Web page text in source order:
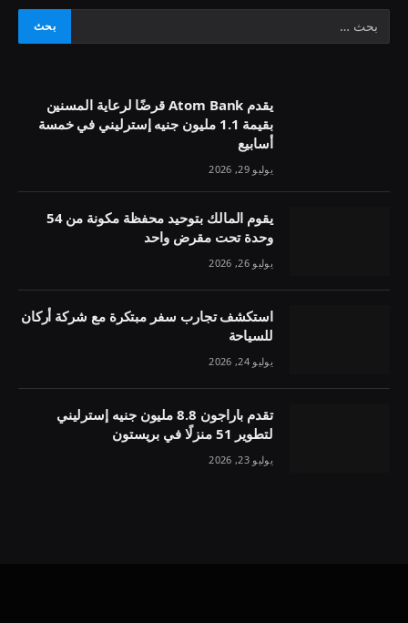
يقدم Atom Bank قرضًا لرعاية المسنين
بقيمة 1.1 مليون جنيه إسترليني في خمسة
أسابيع
يوليو 29, 2026
يقوم المالك بتوحيد محفظة مكونة من 54
وحدة تحت مقرض واحد
يوليو 26, 2026
استكشف تجارب سفر مبتكرة مع شركة أركان
للسياحة
يوليو 24, 2026
تقدم باراجون 8.8 مليون جنيه إسترليني
لتطوير 51 منزلًا في بريستون
يوليو 23, 2026